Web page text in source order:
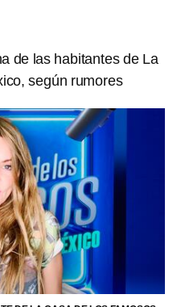
de las habitantes de La
según rumores